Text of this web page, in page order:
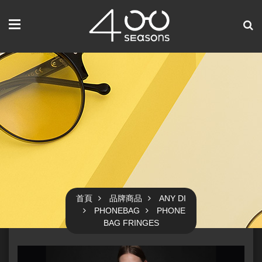
首頁 品牌商品
ANY DI
PHONEBAG
PHONE
BAG FRINGES